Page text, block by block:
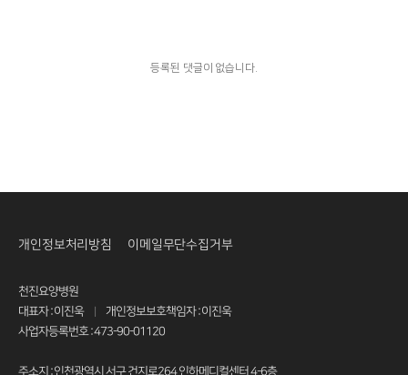
등록된 댓글이 없습니다.
천진요양병원
대표자 : 이진욱
개인정보보호책임자 : 이진욱
사업자등록번호 : 473-90-01120
주소지 : 인천광역시 서구 건지로264 인하메디컬센터 4-6층
개인정보처리방침 이메일무단수집거부